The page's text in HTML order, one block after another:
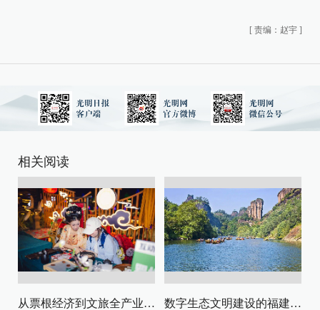
[ 责编：赵宇 ]
相关阅读
从票根经济到文旅全产业链升级 数字生态文明建设的福建路径与启示